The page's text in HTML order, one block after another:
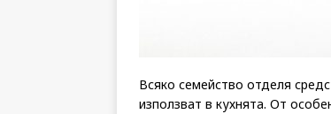
Всяко семейство отделя
използват в кухнята. От